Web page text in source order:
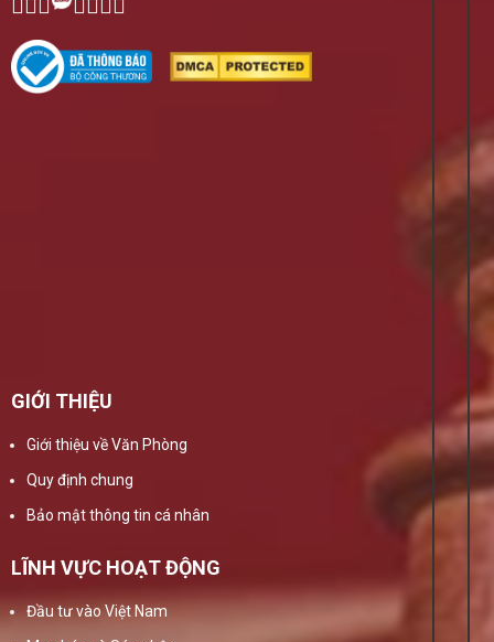
GIỚI THIỆU
Giới thiệu về Văn Phòng
Quy định chung
Bảo mật thông tin cá nhân
LĨNH VỰC HOẠT ĐỘNG
Đầu tư vào Việt Nam